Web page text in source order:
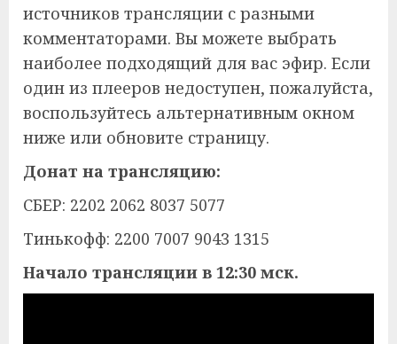
источников трансляции с разными
комментаторами. Вы можете выбрать
наиболее подходящий для вас эфир. Если
один из плееров недоступен, пожалуйста,
воспользуйтесь альтернативным окном
ниже или обновите страницу.
Донат на трансляцию:
СБЕР: 2202 2062 8037 5077
Тинькофф: 2200 7007 9043 1315
Начало трансляции в 12:30 мск.